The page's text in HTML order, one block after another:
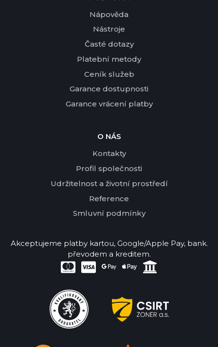
Nápověda
Nástroje
Časté dotazy
Platební metody
Ceník služeb
Garance dostupnosti
Garance vrácení platby
O NÁS
Kontakty
Profil společnosti
Udržitelnost a životní prostředí
Reference
Smluvní podmínky
Akceptujeme platby kartou, Google/Apple Pay, bank.
převodem a kreditem.